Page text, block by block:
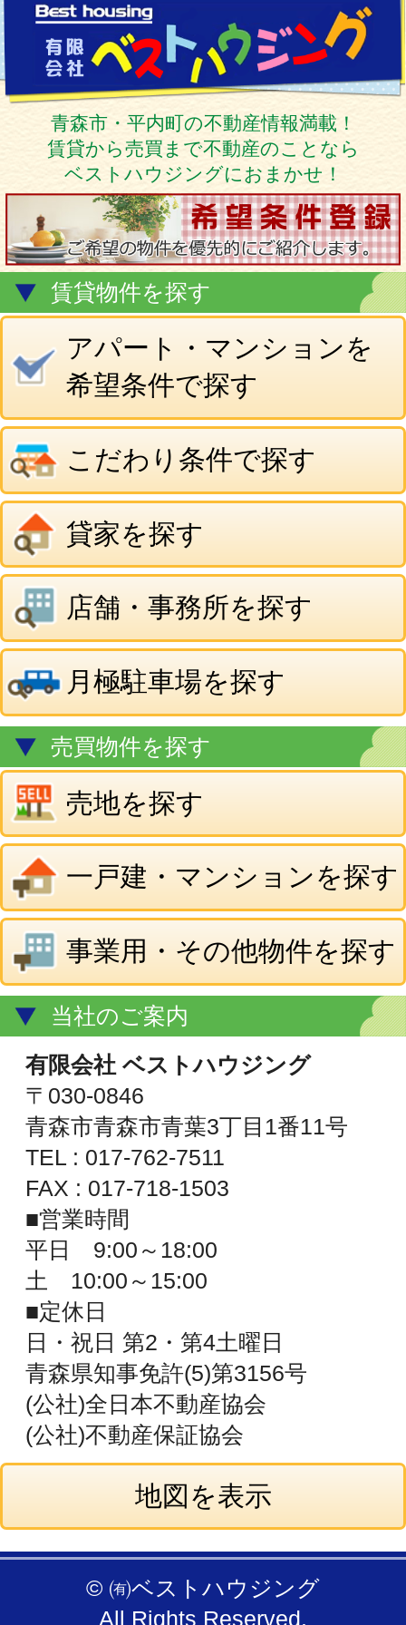
青森市・平内町の不動産情報満載！
賃貸から売買まで不動産のことなら
ベストハウジングにおまかせ！
賃貸物件を探す
アパート・マンションを
希望条件で探す
貸家を探す
店舗・事務所を探す
月極駐車場を探す
売買物件を探す
売地を探す
一戸建・マンションを探す
事業用・その他物件を探す
当社のご案内
有限会社 ベストハウジング
〒030-0846
青森市青森市青葉3丁目1番11号
TEL : 017-762-7511
FAX : 017-718-1503
■営業時間
平日 9:00～18:00
土 10:00～15:00
■定休日
日・祝日 第2・第4土曜日
青森県知事免許(5)第3156号
(公社)全日本不動産協会
(公社)不動産保証協会
地図を表示
© ㈲ベストハウジング
All Rights Reserved.